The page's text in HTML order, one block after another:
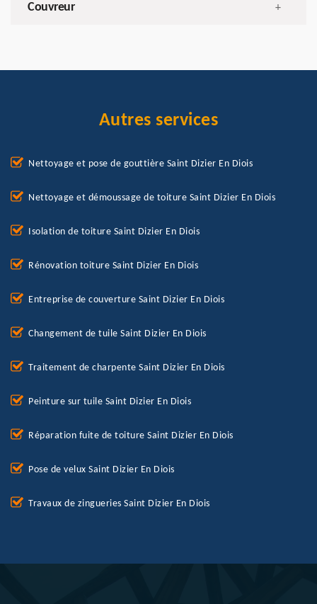
Couvreur +
Autres services
Nettoyage et pose de gouttière Saint Dizier En Diois
Nettoyage et démoussage de toiture Saint Dizier En Diois
Isolation de toiture Saint Dizier En Diois
Rénovation toiture Saint Dizier En Diois
Entreprise de couverture Saint Dizier En Diois
Changement de tuile Saint Dizier En Diois
Traitement de charpente Saint Dizier En Diois
Peinture sur tuile Saint Dizier En Diois
Réparation fuite de toiture Saint Dizier En Diois
Pose de velux Saint Dizier En Diois
Travaux de zingueries Saint Dizier En Diois